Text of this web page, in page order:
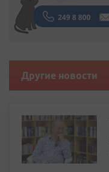
Другие новости